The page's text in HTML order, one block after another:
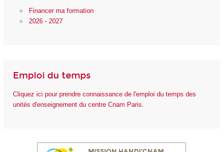
Financer ma formation
2026 - 2027
Emploi du temps
Cliquez ici pour prendre connaissance de l'emploi du temps des
unités d'enseignement du centre Cnam Paris.